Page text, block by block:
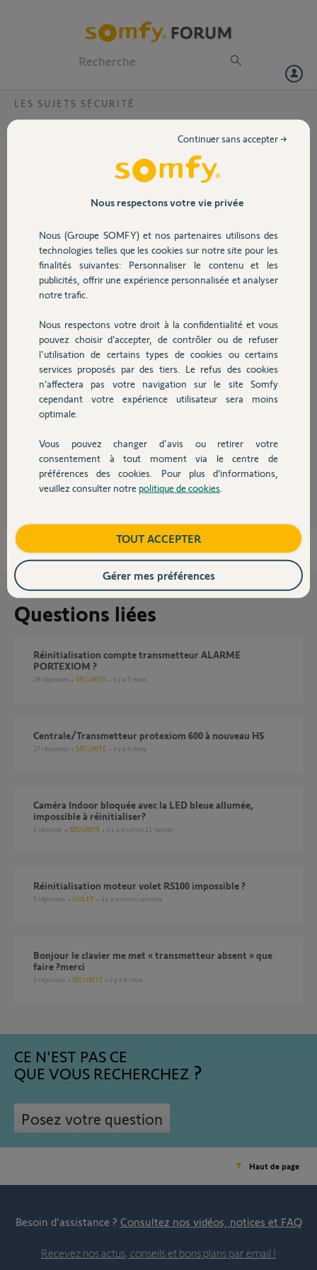
Volet
Sécurité
Domotique
Chauffage
Autres produits
Devis avec un pro
Contact
LES SUJETS SÉCURITÉ
impossible de réinitialiser mon
Après une réinitialisation de mon alarme protectium 7, le
transmetteur a une LED rouge qui clignote vite et non stop et
Merci pour votre aide.
Eric M.
il y a plus de 10 ans
Participer au fil de discussion
Réponses
Robert P. il y a plus de 10 ans
Questions liées
réinitialisation compte transmetteur ALARME
PORTEXIOM ?
28 réponses SÉCURITÉ il y a 7 mois
Centrale/Transmetteur protexiom 600 à nouveau HS
27 réponses SÉCURITÉ il y a 6 mois
Caméra Indoor bloquée avec la LED bleue allumée,
impossible à réinitialiser?
1 réponse SÉCURITÉ il y a environ 11 heures
Réinitialisation moteur volet RS100 impossible ?
5 réponses VOLET il y a environ un mois
Bonjour le clavier me met « transmetteur absent » que
faire ?merci
5 réponses SÉCURITÉ il y a 8 mois
CE N'EST PAS CE
QUE VOUS RECHERCHEZ
Posez votre question
Haut de page
Besoin d’assistance ? Consultez nos vidéos, notices et FAQ
Recevez nos actus, conseils et bons plans par email !
Nous respectons votre vie privée
Nous (Groupe SOMFY) et nos partenaires utilisons des
technologies telles que les cookies sur notre site pour les
finalités suivantes: Personnaliser le contenu et les
publicités, offrir une expérience personnalisée et analyser
notre trafic.
Nous respectons votre droit à la confidentialité et vous
pouvez choisir d’accepter, de contrôler ou de refuser
l'utilisation de certains types de cookies ou certains
services proposés par des tiers. Le refus des cookies
n’affectera pas votre navigation sur le site Somfy
cependant votre expérience utilisateur sera moins
optimale.
Vous pouvez changer d'avis ou retirer votre
consentement à tout moment via le centre de
préférences des cookies. Pour plus d’informations,
veuillez consulter notre politique de cookies
Continuer sans accepter →
TOUT ACCEPTER
Gérer mes préférences